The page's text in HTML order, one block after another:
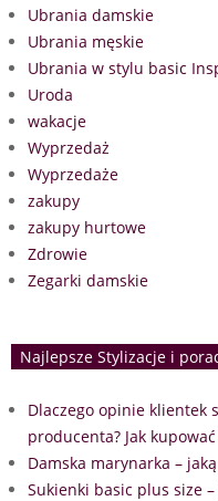
Ubrania damskie
Ubrania męskie
Ubrania w stylu basic
Uroda
wakacje
Wyprzedaż
Wyprzedaże
zakupy
zakupy hurtowe
Zdrowie
Zegarki damskie
Najlepsze Stylizacje i
Dlaczego opinie klientek
producenta? Jak
Damska marynarka –
Sukienki basic plus size